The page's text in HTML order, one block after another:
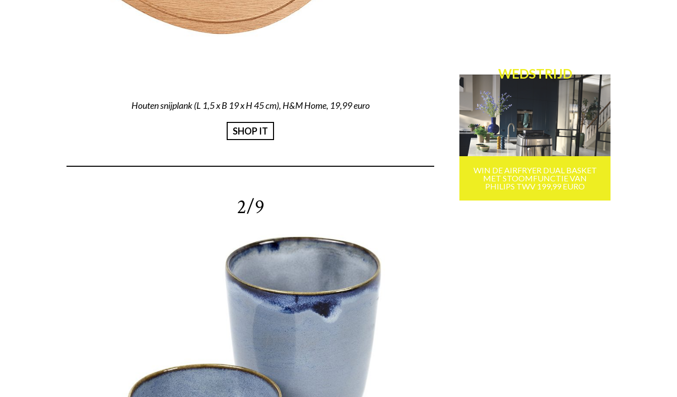
Houten snijplank (L 1,5 x B 19 x H 45 cm), H&M Home, 19,99 euro
SHOP IT
2/9
WEDSTRIJD
WIN DE AIRFRYER DUAL BASKET
MET STOOMFUNCTIE VAN
PHILIPS TWV 199,99 EURO